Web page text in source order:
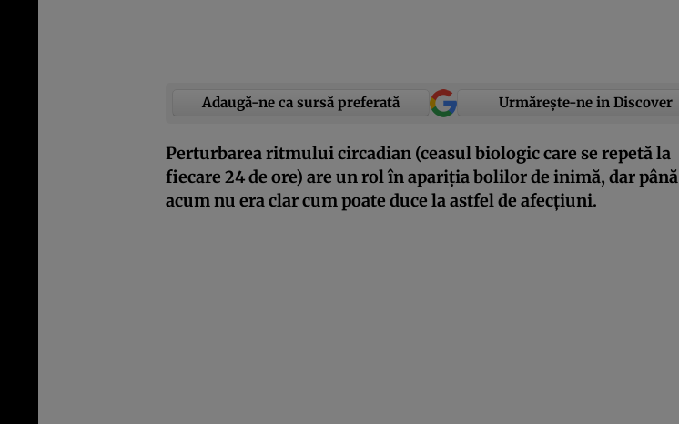
Adaugă-ne ca sursă preferată Urmărește-ne in Discover
Perturbarea ritmului circadian (ceasul biologic care se repetă la
fiecare 24 de ore) are un rol în apariția bolilor de inimă, dar până
acum nu era clar cum poate duce la astfel de afecțiuni.